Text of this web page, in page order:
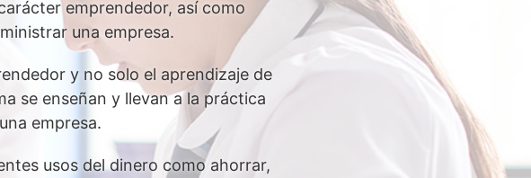
emprendedor, así como
una empresa.
y no solo el aprendizaje de
se enseñan y llevan a la práctica
empresa.
usos del dinero como ahorrar,